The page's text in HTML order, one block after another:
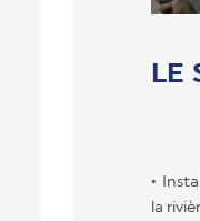
LE
la